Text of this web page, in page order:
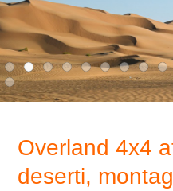
Overland 4x4
deserti,